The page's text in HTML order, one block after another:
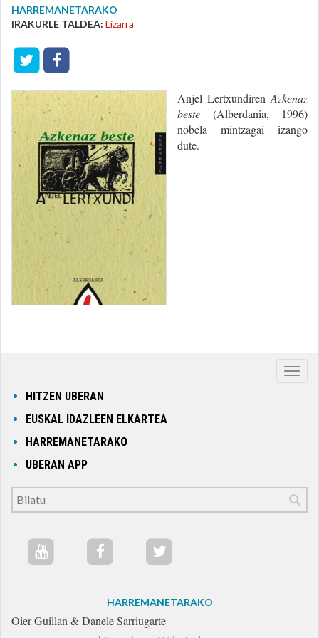
HARREMANETARAKO
IRAKURLE TALDEA: Lizarra
Anjel Lertxundiren Azkenaz
beste (Alberdania, 1996)
nobela mintzagai izango
dute.
HITZEN UBERAN
EUSKAL IDAZLEEN ELKARTEA
HARREMANETARAKO
UBERAN APP
HARREMANETARAKO
Oier Guillan & Danele Sarriugarte